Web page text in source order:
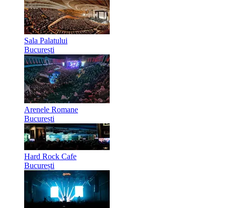
Sala Palatului
București
Arenele Romane
București
Hard Rock Cafe
București